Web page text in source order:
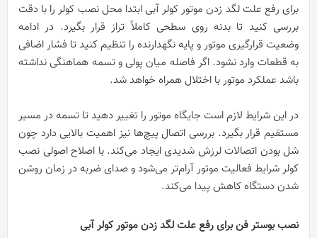
برای رفع علت لگد زدن موتور کولر آبی ابتدا محل نصب کولر را با دقت
بررسی کنید تا بدنه روی سطحی کاملاً تراز قرار بگیرد. در ادامه
وضعیت قرارگیری موتور و پایه نگهدارنده را تنظیم کنید تا فشار اضافی
به قطعات وارد نشود. اگر فاصله میان پولی و تسمه هماهنگی نداشته
باشد عملکرد موتور با اختلال همراه خواهد شد.
در این شرایط لازم است جایگاه موتور را تغییر دهید تا تسمه در مسیر
مستقیم قرار بگیرد. بررسی اتصال پیچ‌ها نیز اهمیت بالایی دارد چون
شل بودن اتصالات لرزش شدیدی ایجاد می‌کند. با اصلاح اصولی نصب
کولر شرایط فعالیت موتور آرام‌تر می‌شود و صدای ضربه در زمان روشن
شدن دستگاه کاهش پیدا می‌کند.
نصب بوستر فن برای رفع علت لگد زدن موتور کولر آبی